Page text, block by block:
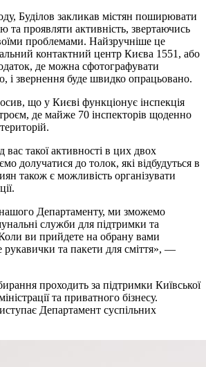
Буділов закликав містян поширювати
та проявляти активність, звертаючись
проблемами. Найзручніше це
контактний центр Києва 1551, або
де можна сфотографувати
і звернення буде швидко опрацьовано.
що у Києві функціонує інспекція
де майже 70 інспекторів щоденно
такої активності в цих двох
долучатися до толок, які відбудуться в
також є можливість організувати
Департаменту, ми зможемо
служби для підтримки та
Коли ви прийдете на обрану вами
рукавички та пакети для сміття», —
проходить за підтримки Київської
та приватного бізнесу.
Департамент суспільних